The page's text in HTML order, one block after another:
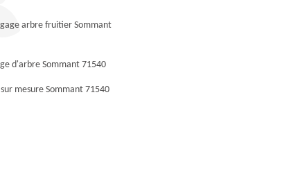
arbre fruitier Sommant
d'arbre Sommant 71540
mesure Sommant 71540